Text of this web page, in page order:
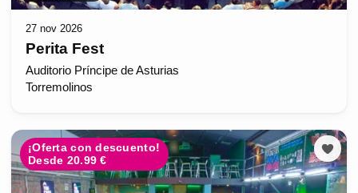
27 nov 2026
Perita Fest
Auditorio Príncipe de Asturias
Torremolinos
¡Oferta con descuento!
Desde 20.99 €